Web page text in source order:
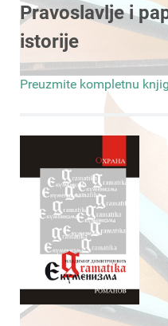
Pravoslavlje i
istorije
Preuzmite kompletnu